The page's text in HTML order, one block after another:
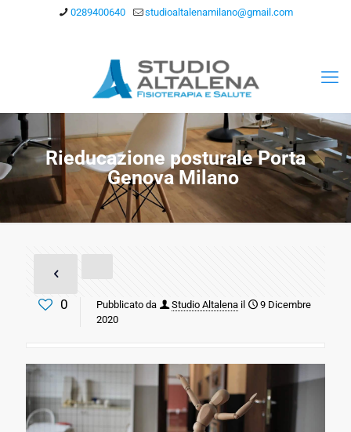
0289400640 studioaltalenamilano@gmail.com
Rieducazione posturale Porta
Genova Milano
0 Pubblicato da Studio Altalena il
9 Dicembre
2020